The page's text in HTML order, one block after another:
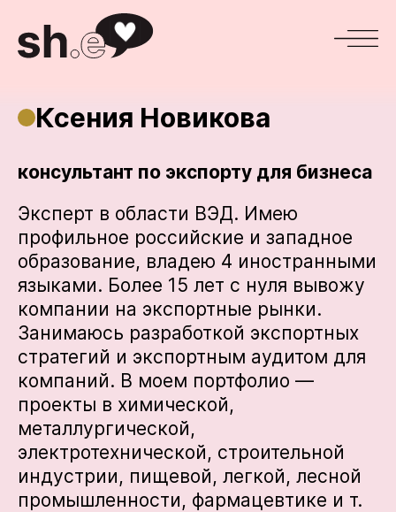
Ксения Новикова
консультант по экспорту для бизнеса
Эксперт в области ВЭД. Имею
профильное российские и западное
образование, владею 4 иностранными
языками. Более 15 лет с нуля вывожу
компании на экспортные рынки.
Занимаюсь разработкой экспортных
стратегий и экспортным аудитом для
компаний. В моем портфолио —
проекты в химической,
металлургической,
электротехнической, строительной
индустрии, пищевой, легкой, лесной
промышленности, фармацевтике и т.